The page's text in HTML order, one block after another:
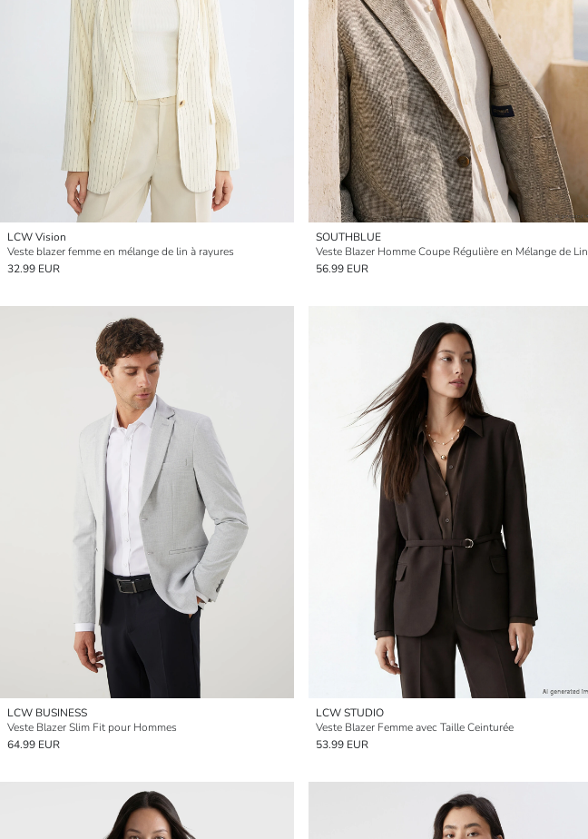
LCW Vision
Veste blazer femme en mélange de lin à rayures
32.99 EUR
SOUTHBLUE
Veste Blazer Homme Coupe Régulière en Mélange de Lin
56.99 EUR
LCW BUSINESS
Veste Blazer Slim Fit pour Hommes
64.99 EUR
LCW STUDIO
Veste Blazer Femme avec Taille Ceinturée
53.99 EUR